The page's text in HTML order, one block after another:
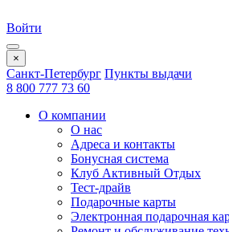
Войти
×
Санкт-Петербург Пункты выдачи
8 800 777 73 60
О компании
О нас
Адреса и контакты
Бонусная система
Клуб Активный Отдых
Тест-драйв
Подарочные карты
Электронная подарочная